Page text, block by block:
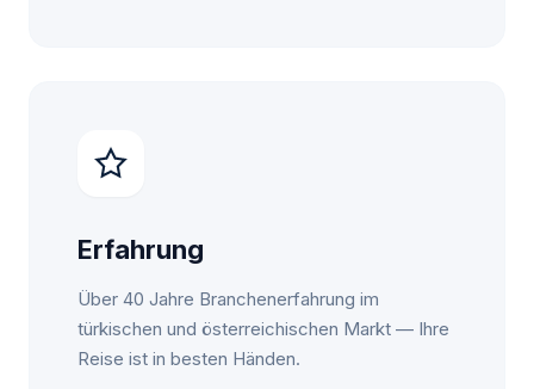
Erfahrung
Über 40 Jahre Branchenerfahrung im
türkischen und österreichischen Markt — Ihre
Reise ist in besten Händen.